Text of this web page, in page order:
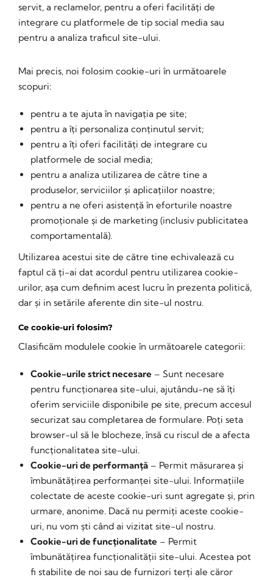
servit, a reclamelor, pentru a oferi facilități de
integrare cu platformele de tip social media sau
pentru a analiza traficul site-ului.
Mai precis, noi folosim cookie-uri în următoarele
scopuri:
pentru a te ajuta în navigația pe site;
pentru a îți personaliza conținutul servit;
pentru a îți oferi facilități de integrare cu
platformele de social media;
pentru a analiza utilizarea de către tine a
produselor, serviciilor și aplicațiilor noastre;
pentru a ne oferi asistență în eforturile noastre
promoționale și de marketing (inclusiv publicitatea
comportamentală).
Utilizarea acestui site de către tine echivalează cu
faptul că ți-ai dat acordul pentru utilizarea cookie-
urilor, așa cum definim acest lucru în prezenta politică,
dar și in setările aferente din site-ul nostru.
Ce cookie-uri folosim?
Clasificăm modulele cookie în următoarele categorii:
Cookie-urile strict necesare – Sunt necesare
pentru funcționarea site-ului, ajutându-ne să îți
oferim serviciile disponibile pe site, precum accesul
securizat sau completarea de formulare. Poți seta
browser-ul să le blocheze, însă cu riscul de a afecta
funcționalitatea site-ului.
Cookie-uri de performanță – Permit măsurarea și
îmbunătățirea performanței site-ului. Informațiile
colectate de aceste cookie-uri sunt agregate și, prin
urmare, anonime. Dacă nu permiți aceste cookie-
uri, nu vom ști când ai vizitat site-ul nostru.
Cookie-uri de funcționalitate – Permit
îmbunătățirea funcționalității site-ului. Acestea pot
fi stabilite de noi sau de furnizori terți ale căror